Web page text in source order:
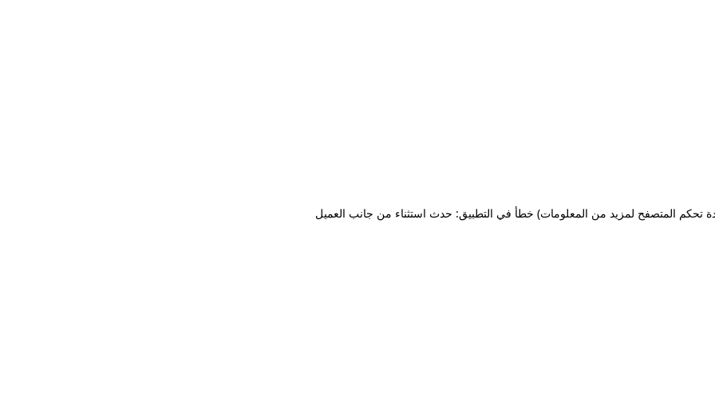
خطأ في التطبيق: حدث استثناء من جانب العميل تحكم المتصفح لمزيد من المعلومات)